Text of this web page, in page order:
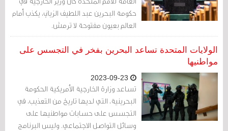
حكومة البحرين عبد اللطيف الزياني، يكذب أمام
العالم بعيون مفتوحة لا ترمش.
الولايات المتحدة تساعد البحرين بفخر في التجسس على
مواطنيها
تساعد وزارة الخارجية الأمريكية الحكومة
البحرينية، التي لديها تاريخ من التعذيب، في
التجسس على حسابات مواطنيها على
وسائل التواصل الاجتماعي. وليس البرنامج